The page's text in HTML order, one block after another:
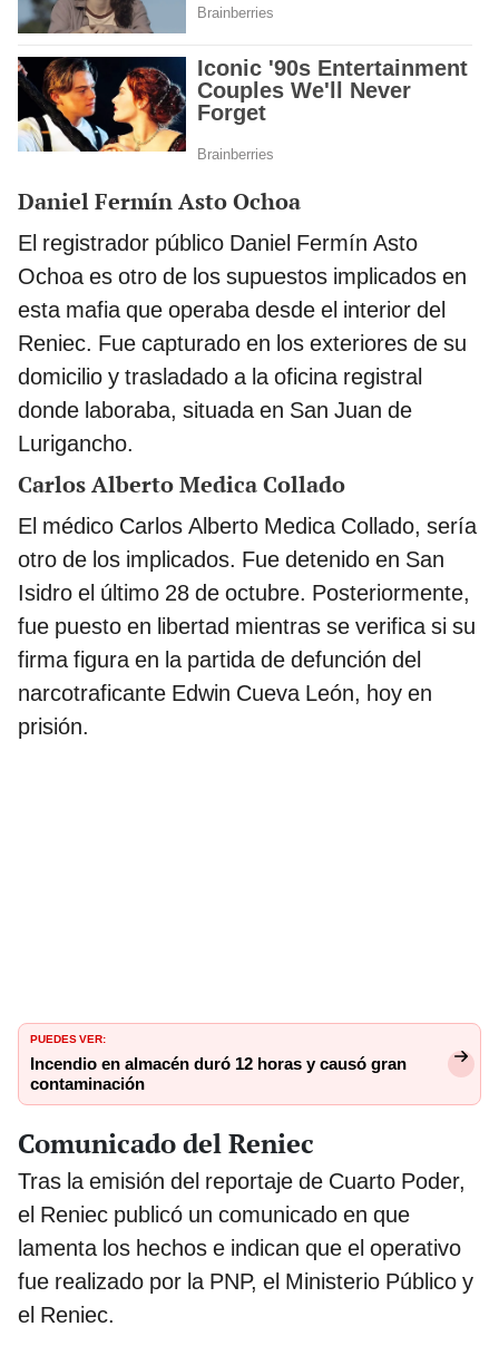
Daniel Fermín Asto Ochoa
El registrador público Daniel Fermín Asto
Ochoa es otro de los supuestos implicados en
esta mafia que operaba desde el interior del
Reniec. Fue capturado en los exteriores de su
domicilio y trasladado a la oficina registral
donde laboraba, situada en San Juan de
Lurigancho.
Carlos Alberto Medica Collado
El médico Carlos Alberto Medica Collado, sería
otro de los implicados. Fue detenido en San
Isidro el último 28 de octubre. Posteriormente,
fue puesto en libertad mientras se verifica si su
firma figura en la partida de defunción del
narcotraficante Edwin Cueva León, hoy en
prisión.
PUEDES VER:
Incendio en almacén duró 12 horas y causó gran
contaminación
Comunicado del Reniec
Tras la emisión del reportaje de Cuarto Poder,
el Reniec publicó un comunicado en que
lamenta los hechos e indican que el operativo
fue realizado por la PNP, el Ministerio Público y
el Reniec.